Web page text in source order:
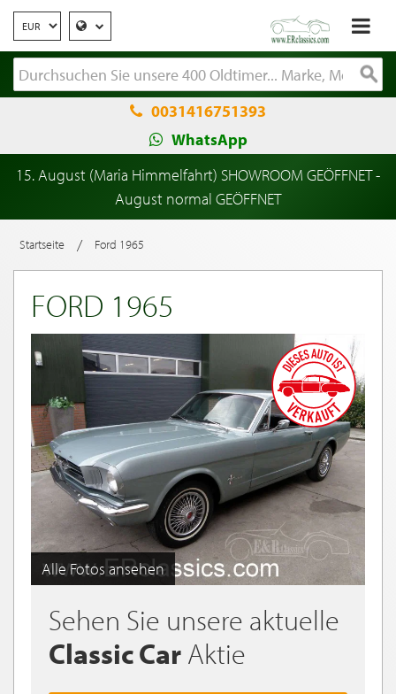
0031416751393
WhatsApp
15. August (Maria Himmelfahrt) SHOWROOM GEÖFFNET -
August normal GEÖFFNET
Startseite / Ford 1965
FORD 1965
Alle Fotos ansehen
Sehen Sie unsere aktuelle
Classic Car Aktie